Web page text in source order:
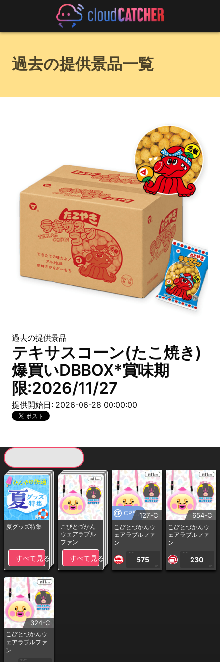
過去の提供景品一覧
過去の提供景品
テキサスコーン(たこ焼き)
爆買いDBBOX*賞味期
限:2026/11/27
提供開始日: 2026-06-28 00:00:00
夏グッズ特集
すべて見る
こびとづかん
ウェアラブル
ファン
すべて見る
CP専用127-C
こびとづかんウ
ェアラブルファ
ン
1PLAY
575
CP
654-C
こびとづかんウ
ェアラブルファ
ン
1PLAY
230
CP
324-C
こびとづかんウ
ェアラブルファ
ン
1PLAY